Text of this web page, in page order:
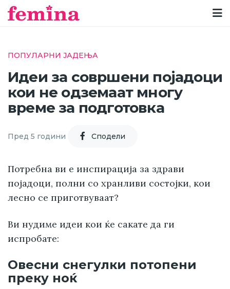
ПОПУЛАРНИ ЈАДЕЊА
Идеи за совршени појадоци
кои не одземаат многу
време за подготовка
Пред 5 години Cподели
Потребна ви е инспирација за здрави
појадоци, полни со хранливи состојки, кои
лесно се приготвуваат?
Ви нудиме идеи кои ќе сакате да ги
испробате:
Овесни снегулки потопени
преку ноќ